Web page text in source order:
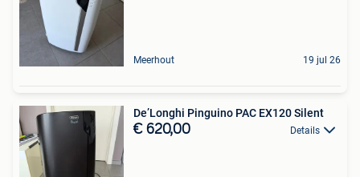
Meerhout 19 jul 26
De’Longhi Pinguino PAC EX120 Silent
€ 620,00 Details